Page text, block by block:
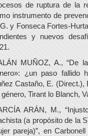
de ruptura de la
instrumento de
y Fonseca Fortes-
y nuevos
MUÑOZ, A., “De
¿un paso fallido
Castaño, E. (Direct.),
género, Tirant lo Blanch,
ARÁN, M.,
(a propósito de la
pareja)”, en